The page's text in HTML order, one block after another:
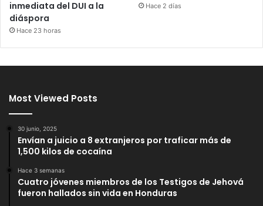
inmediata del DUI a la
diáspora
Hace 23 horas
Hace 2 días
Most Viewed Posts
30 junio, 2025
Envían a juicio a 8 extranjeros por traficar más de
1,500 kilos de cocaína
Hace 3 semanas
Cuatro jóvenes miembros de los Testigos de Jehová
fueron hallados sin vida en Honduras